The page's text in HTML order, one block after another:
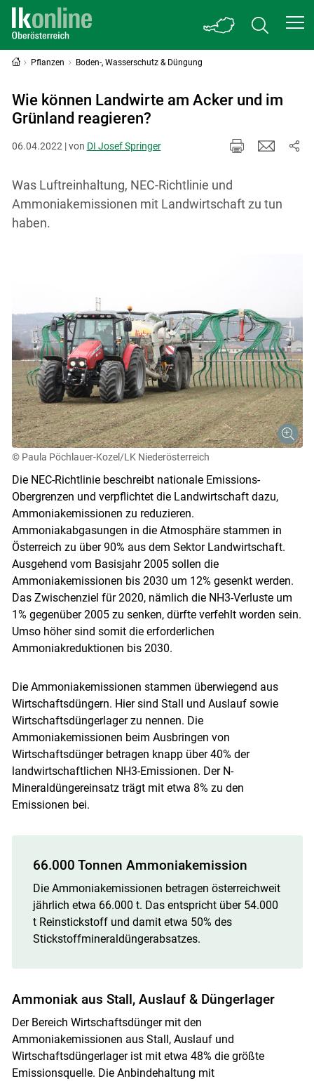
Pflanzen Boden-, Wasserschutz & Düngung
Wie können Landwirte am Acker und im
Grünland reagieren?
06.04.2022 | von DI Josef Springer
Was Luftreinhaltung, NEC-Richtlinie und
Ammoniakemissionen mit Landwirtschaft zu tun
haben.
© Paula Pöchlauer-Kozel/LK Niederösterreich
Die NEC-Richtlinie beschreibt nationale Emissions-
Obergrenzen und verpflichtet die Landwirtschaft dazu,
Ammoniakemissionen zu reduzieren.
Ammoniakabgasungen in die Atmosphäre stammen in
Österreich zu über 90% aus dem Sektor Landwirtschaft.
Ausgehend vom Basisjahr 2005 sollen die
Ammoniakemissionen bis 2030 um 12% gesenkt werden.
Das Zwischenziel für 2020, nämlich die NH3-Verluste um
1% gegenüber 2005 zu senken, dürfte verfehlt worden sein.
Umso höher sind somit die erforderlichen
Ammoniakreduktionen bis 2030.
Die Ammoniakemissionen stammen überwiegend aus
Wirtschaftsdüngern. Hier sind Stall und Auslauf sowie
Wirtschaftsdüngerlager zu nennen. Die
Ammoniakemissionen beim Ausbringen von
Wirtschaftsdünger betragen knapp über 40% der
landwirtschaftlichen NH3-Emissionen. Der N-
Mineraldüngereinsatz trägt mit etwa 8% zu den
Emissionen bei.
66.000 Tonnen Ammoniakemission
Die Ammoniakemissionen betragen österreichweit
jährlich etwa 66.000 t. Das entspricht über 54.000
t Reinstickstoff und damit etwa 50% des
Stickstoffmineraldüngerabsatzes.
Ammoniak aus Stall, Auslauf & Düngerlager
Der Bereich Wirtschaftsdünger mit den
Ammoniakemissionen aus Stall, Auslauf und
Wirtschaftsdüngerlager ist mit etwa 48% die größte
Emissionsquelle. Die Anbindehaltung mit